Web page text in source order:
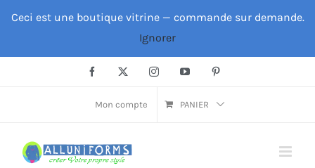
Ceci est une boutique vitrine — commande sur demande.
Ignorer
Facebook InstagramYouTube
Mon compte PANIER